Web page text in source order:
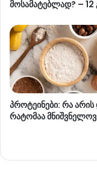
მოსამატებლად? – 12
პროტეინები: რა არის
რატომაა